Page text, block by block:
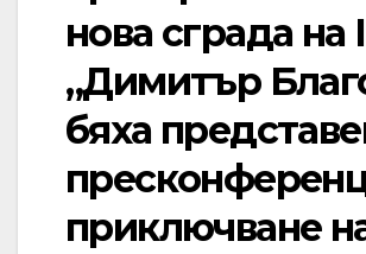
нова сграда на
„Димитър
бяха
приключване